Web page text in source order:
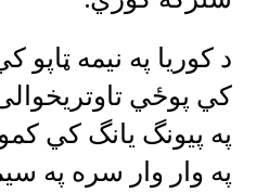
د کوریا په نیمه ټاپو
کي پوځي
په پیونگ یانگ کي
په وار وار سره په